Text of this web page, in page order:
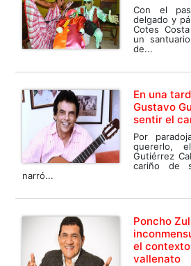
Con el
delgado y
Cotes
un
de...
En una
Gustavo
sentir el
Por
quererlo,
Gutiérrez
cariño de
narró...
Poncho
el
vallenato